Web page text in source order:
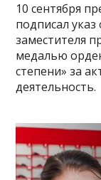
10 сентября
подписал
заместителя
медалью
степени» за
деятельность.